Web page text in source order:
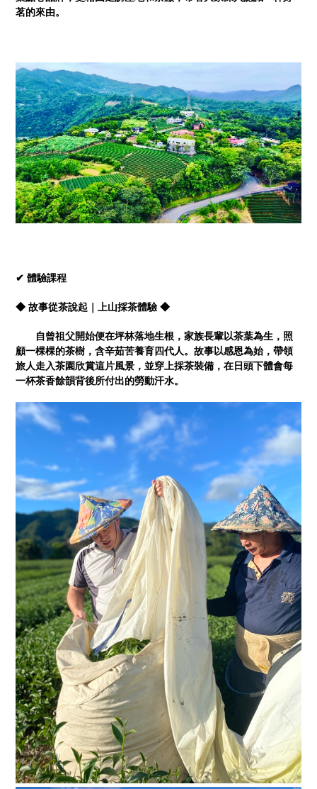
茗的來由。
✔ 體驗課程
◆ 故事從茶說起｜上山採茶體驗 ◆
自曾祖父開始便在坪林落地生根，家族長輩以茶葉為生，照
顧一棵棵的茶樹，含辛茹苦養育四代人。故事以感恩為始，帶領
旅人走入茶園欣賞這片風景，並穿上採茶裝備，在日頭下體會每
一杯茶香餘韻背後所付出的勞動汗水。